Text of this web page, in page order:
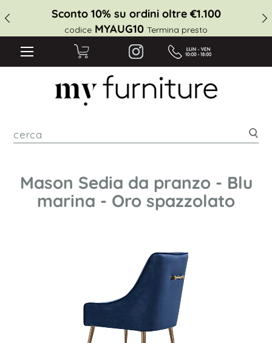
Sconto 10% su ordini oltre €1.100
codice MYAUG10 Termina presto
Mason Sedia da pranzo - Blu
marina - Oro spazzolato